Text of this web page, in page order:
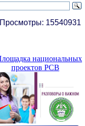
Просмотры: 15540931